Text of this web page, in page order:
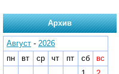
Архив
Август - 2026
пн
вт ср чт пт сб
вс